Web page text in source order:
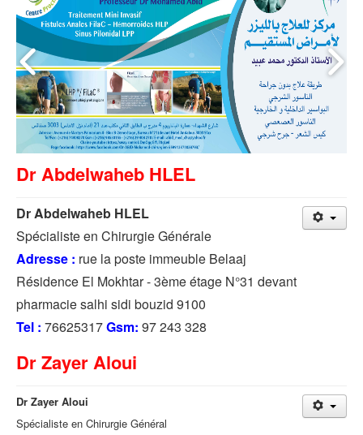
Dr Abdelwaheb HLEL
Dr Abdelwaheb HLEL
Spécialiste en Chirurgie Générale
Adresse : rue la poste immeuble Belaaj
Résidence El Mokhtar -3ème étage N°31 devant
pharmacie salhi sidi bouzid 9100
Tel : 76625317Gsm: 97 243 328
Dr Zayer Aloui
Dr Zayer Aloui
Spécialiste en Chirurgie Général